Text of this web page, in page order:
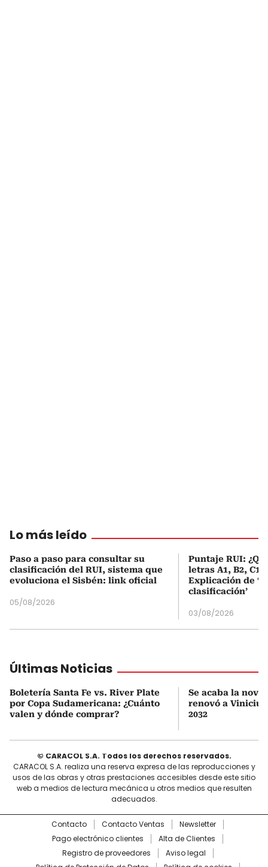
Lo más leído
Paso a paso para consultar su
clasificación del RUI, sistema que
evoluciona el Sisbén: link oficial
05/08/2026
Puntaje RUI:
letras A1, B2, C1
Explicación de
clasificación’
03/08/2026
Últimas Noticias
Boletería Santa Fe vs. River Plate
por Copa Sudamericana: ¿Cuánto
valen y dónde comprar?
Se acaba la
renovó a
2032
© CARACOL S.A. Todos los derechos reservados.
CARACOL S.A. realiza una reserva expresa de las reproducciones y
usos de las obras y otras prestaciones accesibles desde este sitio
web a medios de lectura mecánica u otros medios que resulten
adecuados.
Contacto Contacto Ventas
Newsletter
Pago electrónico clientes
Alta de Clientes
Registro de proveedores
Aviso legal